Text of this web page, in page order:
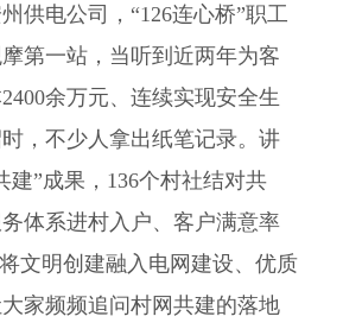
电公司，“126连心桥”职工
第一站，当听到近两年为客
余万元、连续实现安全生
，不少人拿出纸笔记录。讲
建”成果，136个村社结对共
体系进村入户、客户满意率
文明创建融入电网建设、优质
家频频追问村网共建的落地